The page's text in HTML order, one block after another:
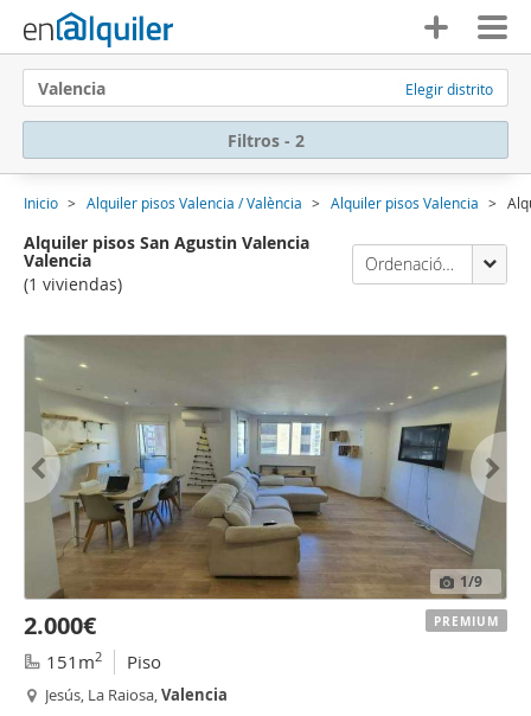
Valencia Elegir distrito
Filtros - 2
Inicio Alquiler pisos Valencia / València Alquiler pisos Valencia
Alquiler pisos San Agustin Valencia
Valencia
(1 viviendas)
Ordenación Enalquiler
1/9
2.000€
151m2 Piso
Jesús, La Raiosa,Valencia
PREMIUM